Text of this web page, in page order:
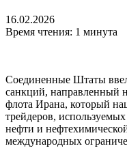
16.02.2026
Время чтения: 1 минута
Соединенные Штаты
санкций, направленный
флота Ирана, который
трейдеров,
нефти и
международных